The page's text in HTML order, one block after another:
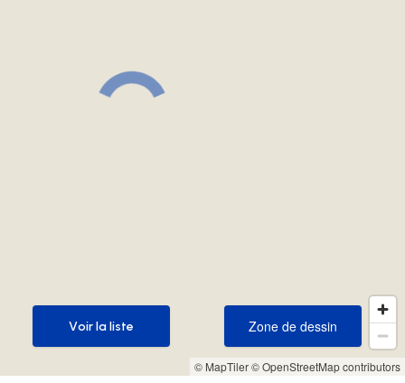
© MapTiler© OpenStreetMap contributors
Zone de dessin
Zone de dessin
Voir la liste
Voir la liste